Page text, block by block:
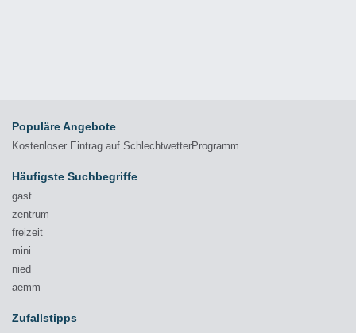
Populäre Angebote
Kostenloser Eintrag auf SchlechtwetterProgramm
Häufigste Suchbegriffe
gast
zentrum
freizeit
mini
nied
aemm
Zufallstipps